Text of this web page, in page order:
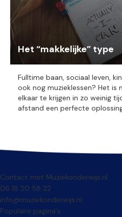
Het “makkelijke” type
Fulltime baan, sociaal leven,
ook nog muzieklessen? Het is
elkaar te krijgen in zo weinig
afstand een perfecte
Contact met Muziekonderwijs.nl
06 18 20 58 22
info@muziekonderwijs.nl
Populaire pagina's